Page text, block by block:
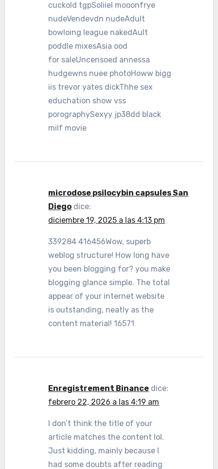
cuckold tgpSoliiel mooonfrye
nudeVendevdn nudeAdult
bowloing league nakedAult
poddle mixesAsia ood
for saleUncensoed annessa
hudgewns nuee photoHoww bigg
iis trevor yates dickThhe sex
educhation show vss
porographySexyy jp38dd black
milf movie
microdose psilocybin capsules San
Diego dice:
diciembre 19, 2025 a las 4:13 pm
339284 416456Wow, superb
weblog structure! How long have
you been blogging for? you make
blogging glance simple. The total
appear of your internet website
is outstanding, neatly as the
content material! 16571
Enregistrement Binance dice:
febrero 22, 2026 a las 4:19 am
I don’t think the title of your
article matches the content lol.
Just kidding, mainly because I
had some doubts after reading